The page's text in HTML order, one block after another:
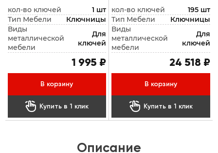
кол-во ключей
1 шт
Тип Мебели
Ключницы
Виды
металлической
мебели
Для
ключей
1 995 ₽
В корзину
 Купить в 1 клик
кол-во ключей
195 шт
Тип Мебели
Ключницы
Виды
металлической
мебели
Для
ключей
24 518 ₽
В корзину
 Купить в 1 клик
Описание